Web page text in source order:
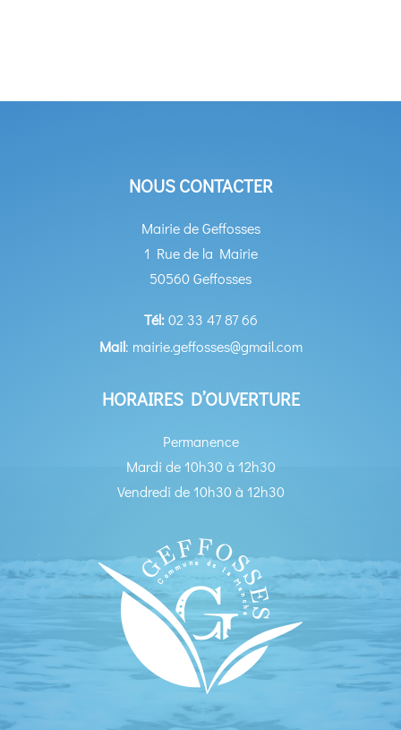
NOUS CONTACTER
Mairie de Geffosses
1 Rue de la Mairie
50560 Geffosses
Tél:02 33 47 87 66
Mail: mairie.geffosses@gmail.com
HORAIRES D’OUVERTURE
Permanence
Mardi de 10h30 à 12h30
Vendredi de 10h30 à 12h30